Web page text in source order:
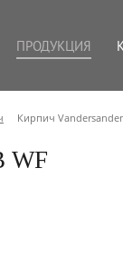
ПРОДУКЦИЯ
Кирпич
WF